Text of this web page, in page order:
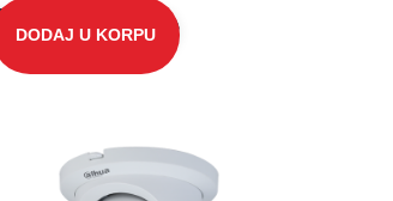
DODAJ U KORPU